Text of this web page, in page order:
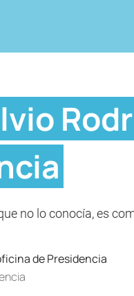
no lo conocía, es